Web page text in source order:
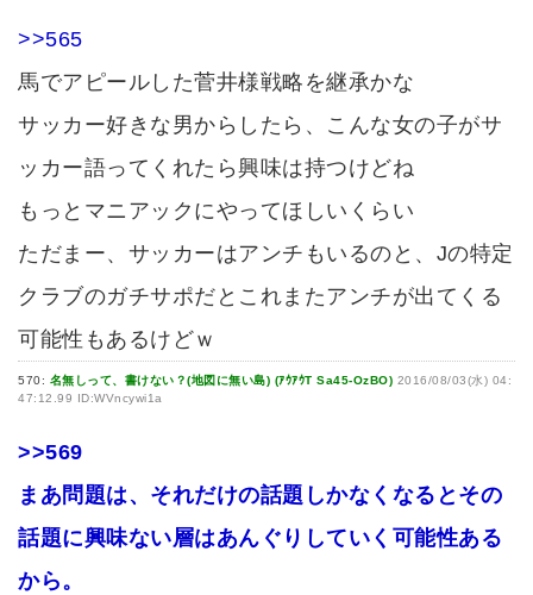
>>565
馬でアピールした菅井様戦略を継承かな
サッカー好きな男からしたら、こんな女の子がサ
ッカー語ってくれたら興味は持つけどね
もっとマニアックにやってほしいくらい
ただまー、サッカーはアンチもいるのと、Jの特定
クラブのガチサポだとこれまたアンチが出てくる
可能性もあるけどｗ
570: 名無しって、書けない？(地図に無い島) (ｱｳｱｳT Sa45-OzBO) 2016/08/03(水) 04:
47:12.99 ID:WVncywi1a
>>569
まあ問題は、それだけの話題しかなくなるとその
話題に興味ない層はあんぐりしていく可能性ある
から。